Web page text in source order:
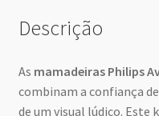
Descrição
As mamadeiras Philips
combinam a confiança
de um visual lúdico. Este